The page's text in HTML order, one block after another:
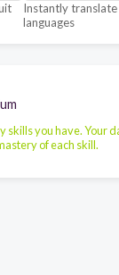
Instantly
languages
skills you have. Your
of each skill.